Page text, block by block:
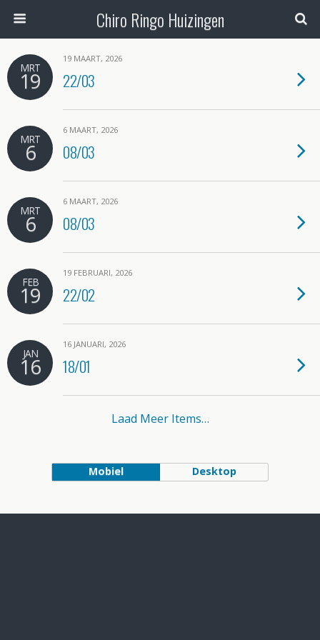
Chiro Ringo Huizingen
MRT
19
19 MAART, 2026
22/03
MRT
6
6 MAART, 2026
08/03
MRT
6
6 MAART, 2026
08/03
FEB
19
19 FEBRUARI, 2026
22/02
JAN
16
16 JANUARI, 2026
18/01
Laad Meer Items…
Mobiel Desktop